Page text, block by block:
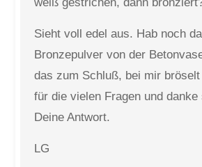
Sieht voll edel aus. Hab noch
Bronzepulver von der
das zum Schluß, bei mir
für die vielen Fragen und
Deine Antwort.
LG